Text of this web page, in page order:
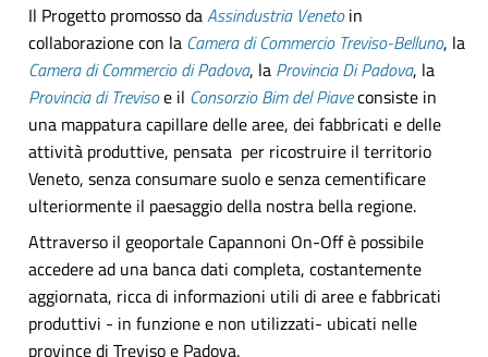
Il Progetto promosso daAssindustria Venetoin
collaborazione con la Camera di Commercio Treviso-Belluno, la
Camera di Commercio di Padova, la Provincia Di Padova, la
Provincia di Trevisoe il Consorzio Bim del Piaveconsiste in
una mappatura capillare delle aree, dei fabbricati e delle
attività produttive, pensata per ricostruire il territorio
Veneto, senza consumare suolo e senza cementificare
ulteriormente il paesaggio della nostra bella regione.
Attraverso il geoportale Capannoni On-Off è possibile
accedere ad una banca dati completa, costantemente
aggiornata, ricca di informazioni utili di aree e fabbricati
produttivi - in funzione e non utilizzati- ubicati nelle
province di Treviso e Padova.